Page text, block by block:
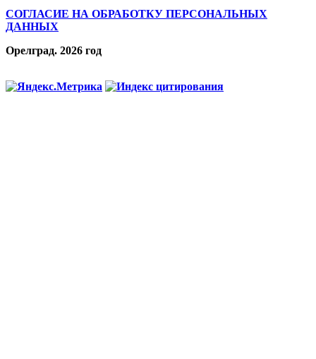
СОГЛАСИЕ НА ОБРАБОТКУ ПЕРСОНАЛЬНЫХ
ДАННЫХ
Орелград. 2026 год